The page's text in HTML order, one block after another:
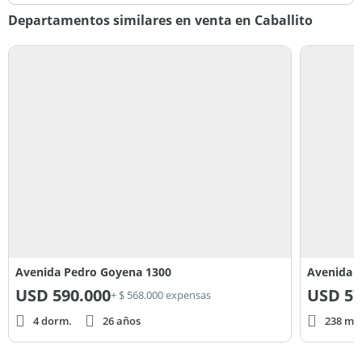
Departamentos similares en venta en Caballito
Avenida Pedro Goyena 1300
USD 590.000+ $ 568.000 expensas
4 dorm.
26 años
Avenida
USD
238